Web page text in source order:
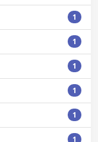
1
1
1
1
1
1